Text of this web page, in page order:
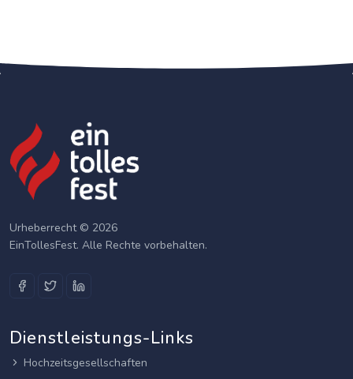
Urheberrecht © 2026
EinTollesFest. Alle Rechte vorbehalten.
Dienstleistungs-Links
Hochzeitsgesellschaften